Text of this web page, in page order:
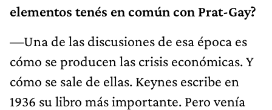
elementos tenés en común con Prat-Gay?
—Una de las discusiones de esa época es
cómo se producen las crisis económicas. Y
cómo se sale de ellas. Keynes escribe en
1936 su libro más importante. Pero venía